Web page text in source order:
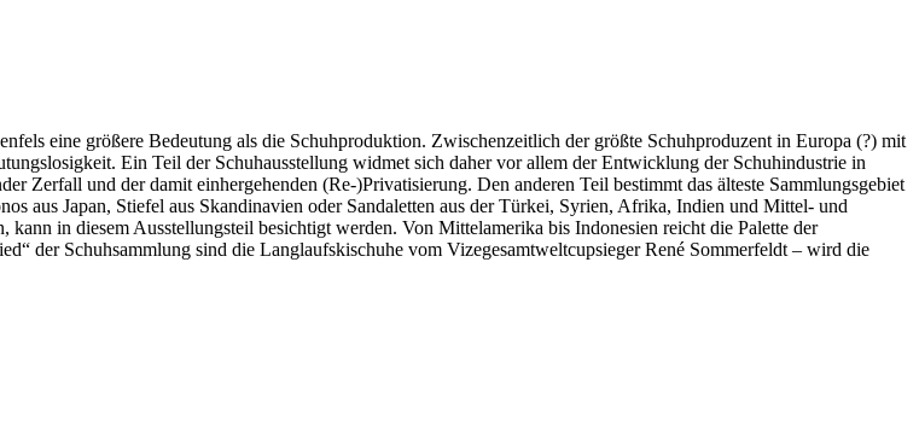
eine größere Bedeutung als die Schuhproduktion. Zwischenzeitlich der größte Schuhproduzent in Europa (?) mit
Ein Teil der Schuhausstellung widmet sich daher vor allem der Entwicklung der Schuhindustrie in
Zerfall und der damit einhergehenden (Re-)Privatisierung. Den anderen Teil bestimmt das älteste Sammlungsgebiet
aus Japan, Stiefel aus Skandinavien oder Sandaletten aus der Türkei, Syrien, Afrika, Indien und Mittel- und
in diesem Ausstellungsteil besichtigt werden. Von Mittelamerika bis Indonesien reicht die Palette der
der Schuhsammlung sind die Langlaufskischuhe vom Vizegesamtweltcupsieger René Sommerfeldt – wird die